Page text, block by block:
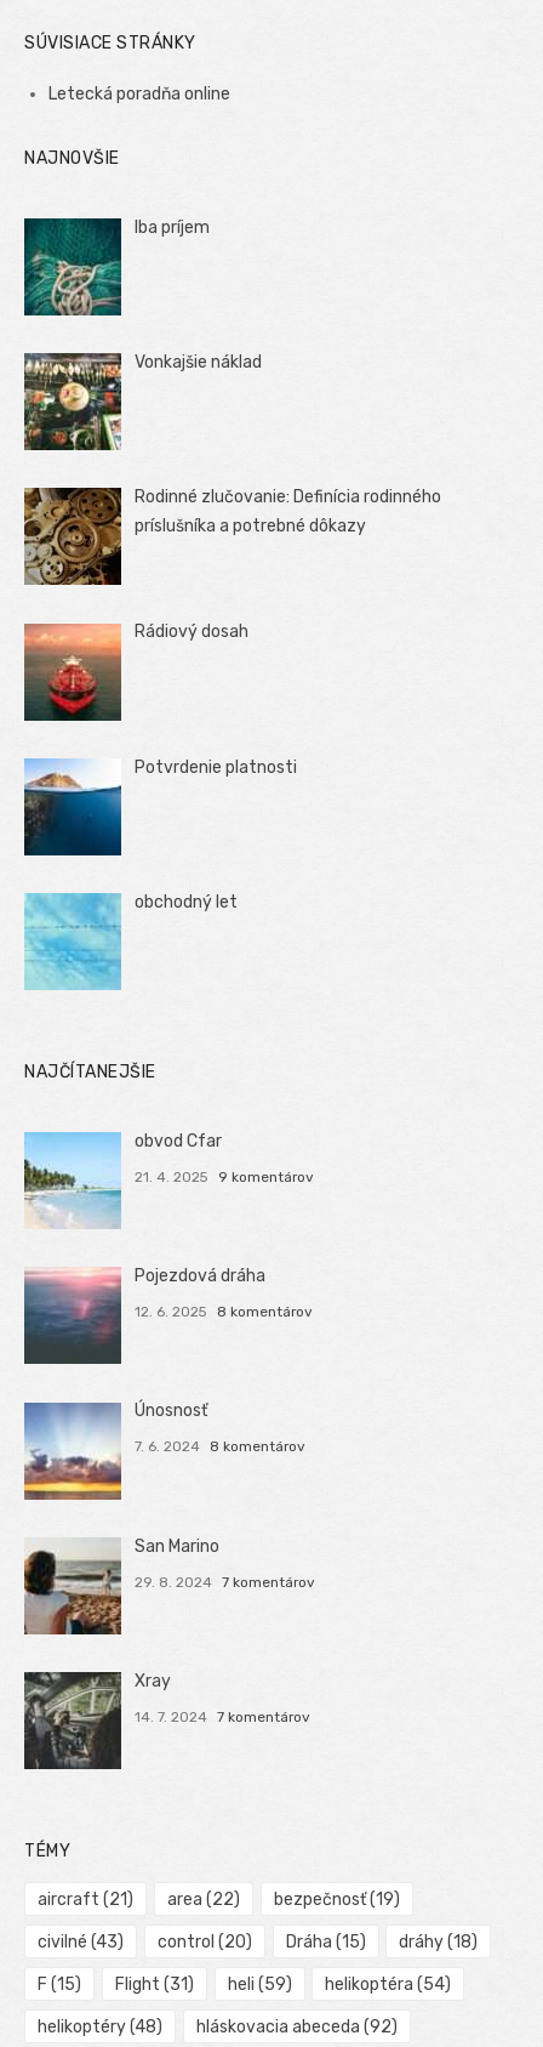
SÚVISIACE STRÁNKY
Letecká poradňa online
NAJNOVŠIE
Iba príjem
Vonkajšie náklad
Rodinné zlučovanie: Definícia rodinného
príslušníka a potrebné dôkazy
Rádiový dosah
Potvrdenie platnosti
obchodný let
NAJČÍTANEJŠIE
obvod Cfar
21. 4. 2025 9 komentárov
Pojezdová dráha
12. 6. 2025 8 komentárov
Únosnosť
7. 6. 2024 8 komentárov
San Marino
29. 8. 2024 7 komentárov
Xray
14. 7. 2024 7 komentárov
TÉMY
aircraft (21) area (22) bezpečnosť(19)
civilné (43) control (20) Dráha (15) dráhy(18)
F (15) Flight (31) heli (59) helikoptéra (54)
helikoptéry(48) hláskovacia abeceda (92)